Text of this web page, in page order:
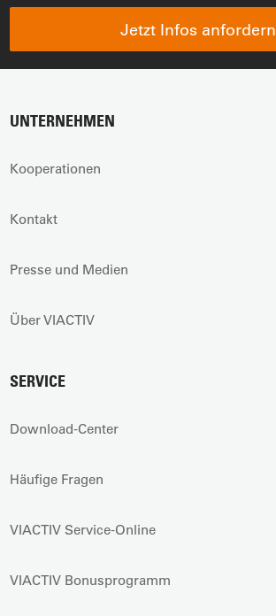
Jetzt Infos anfordern
UNTERNEHMEN
Kooperationen
Kontakt
Presse und Medien
Über VIACTIV
SERVICE
Download-Center
Häufige Fragen
VIACTIV Service-Online
VIACTIV Bonusprogramm